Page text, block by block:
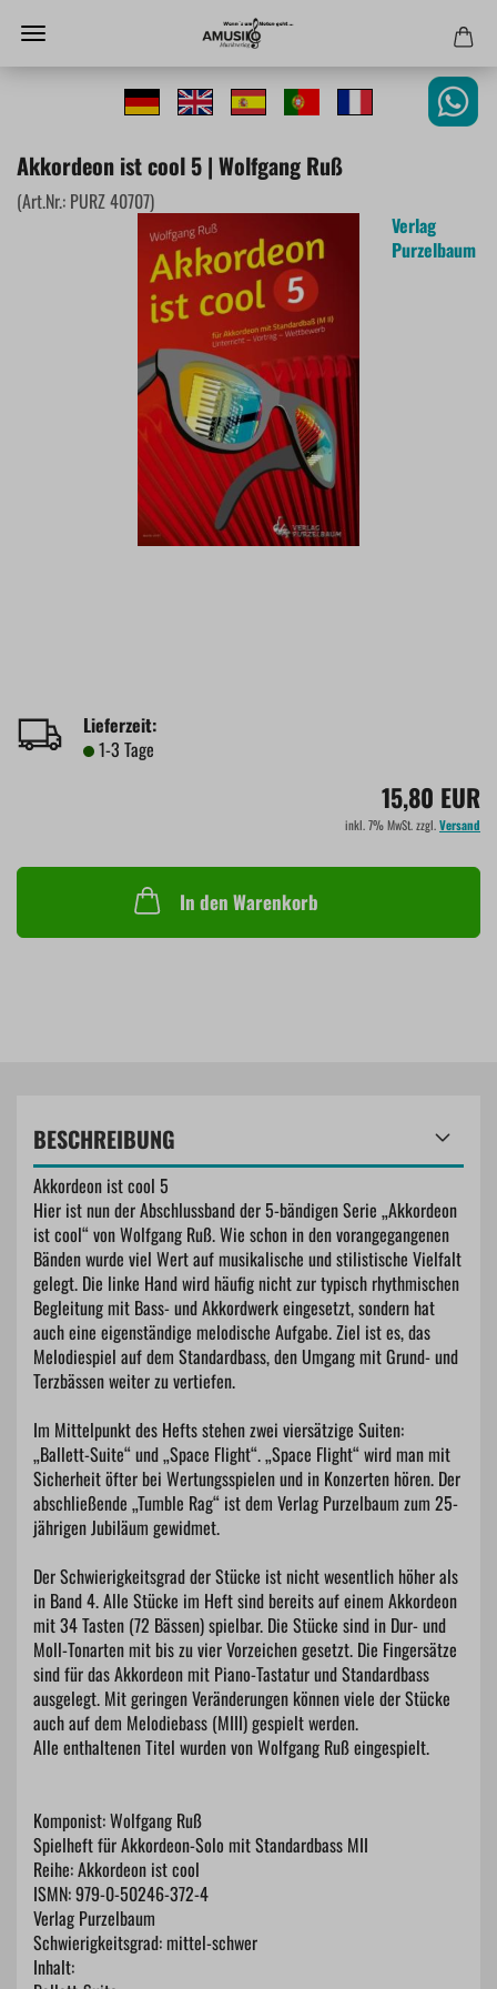
Akkordeon ist cool 5 | Wolfgang Ruß
(Art.Nr.: PURZ 40707)
Verlag
Purzelbaum
Lieferzeit:
1-3 Tage
15,80 EUR
inkl. 7% MwSt. zzgl.Versand
In den Warenkorb
BESCHREIBUNG
Akkordeon ist cool 5
Hier ist nun der Abschlussband der 5-bändigen Serie „Akkordeon
ist cool“ von Wolfgang Ruß. Wie schon in den vorangegangenen
Bänden wurde viel Wert auf musikalische und stilistische Vielfalt
gelegt. Die linke Hand wird häufig nicht zur typisch rhythmischen
Begleitung mit Bass- und Akkordwerk eingesetzt, sondern hat
auch eine eigenständige melodische Aufgabe. Ziel ist es, das
Melodiespiel auf dem Standardbass, den Umgang mit Grund- und
Terzbässen weiter zu vertiefen.
Im Mittelpunkt des Hefts stehen zwei viersätzige Suiten:
„Ballett-Suite“ und „Space Flight“. „Space Flight“ wird man mit
Sicherheit öfter bei Wertungsspielen und in Konzerten hören. Der
abschließende „Tumble Rag“ ist dem Verlag Purzelbaum zum 25-
jährigen Jubiläum gewidmet.
Der Schwierigkeitsgrad der Stücke ist nicht wesentlich höher als
in Band 4. Alle Stücke im Heft sind bereits auf einem Akkordeon
mit 34 Tasten (72 Bässen) spielbar. Die Stücke sind in Dur- und
Moll-Tonarten mit bis zu vier Vorzeichen gesetzt. Die Fingersätze
sind für das Akkordeon mit Piano-Tastatur und Standardbass
ausgelegt. Mit geringen Veränderungen können viele der Stücke
auch auf dem Melodiebass (MIII) gespielt werden.
Alle enthaltenen Titel wurden von Wolfgang Ruß eingespielt.
Komponist: Wolfgang Ruß
Spielheft für Akkordeon-Solo mit Standardbass MII
Reihe: Akkordeon ist cool
ISMN: 979-0-50246-372-4
Verlag Purzelbaum
Schwierigkeitsgrad: mittel-schwer
Inhalt: